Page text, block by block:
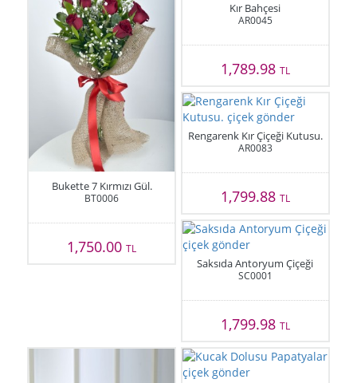
Bukette 7 Kırmızı Gül.
BT0006
1,750.00TL
Kır Bahçesi
AR0045
1,789.98 TL
Rengarenk Kır Çiçeği Kutusu.
AR0083
1,799.88 TL
Saksıda Antoryum Çiçeği
SC0001
1,799.98 TL